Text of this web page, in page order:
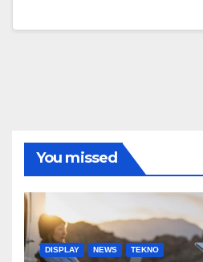
You missed
DISPLAY NEWS TEKNO